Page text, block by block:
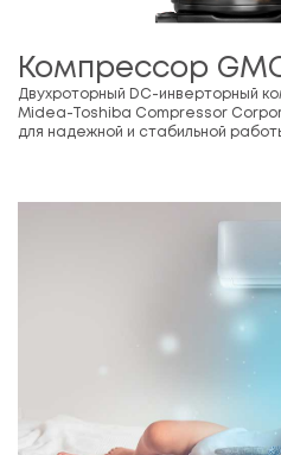
Компрессор
Двухроторный DC-инверторный
Midea-Toshiba Compressor
для надежной и стабильной